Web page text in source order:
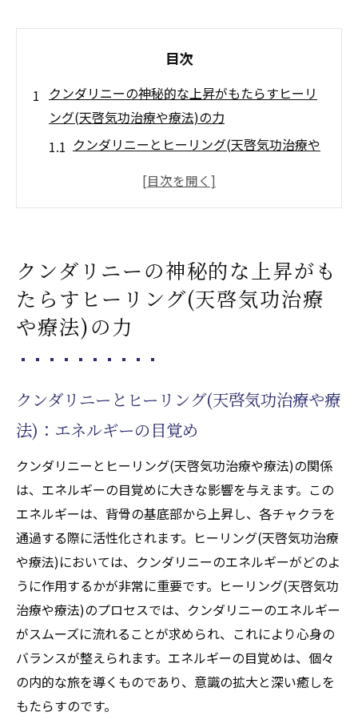
目次
クンダリニーの神秘的な上昇がもたらすヒーリ
ング(天啓気功治療や療法)の力
クンダリニーとヒーリング(天啓気功治療や
ヒーリング(天啓気功治療や療法)におけるク
精神的成長とクンダリニーの関係
クンダリニーのエネルギーとチャクラの調
和
性クンダリニーとチャクラのシナジー
クンダリニーとチャクラの相互作用
ヒーリング(天啓気功治療や療法)におけるエ
ネルギーのシナジー
クンダリニーとチャクラの共鳴が生む効果
シナジーがもたらす深い癒しの体験
ヒーリング(天啓気功治療や療法)アプローチ
としてのクンダリニーとチャクラ
クンダリニーとチャクラの調和が健康に与
える影響
クンダリニーとチャクラ覚醒が導く深いヒーリ
ング(天啓気功治療や療法)体験
深い内なる癒しを促すクンダリニー
クンダリニーの神秘的な上昇がも
たらすヒーリング(天啓気功治療
や療法)の力
クンダリニーとヒーリング(天啓気功治療や療
法)：エネルギーの目覚め
クンダリニーとヒーリング(天啓気功治療や療法)の関係
は、エネルギーの目覚めに大きな影響を与えます。この
エネルギーは、背骨の基底部から上昇し、各チャクラを
通過する際に活性化されます。ヒーリング(天啓気功治療
や療法)においては、クンダリニーのエネルギーがどのよ
うに作用するかが非常に重要です。ヒーリング(天啓気功
治療や療法)のプロセスでは、クンダリニーのエネルギー
がスムーズに流れることが求められ、これにより心身の
バランスが整えられます。エネルギーの目覚めは、個々
の内的な旅を導くものであり、意識の拡大と深い癒しを
もたらすのです。